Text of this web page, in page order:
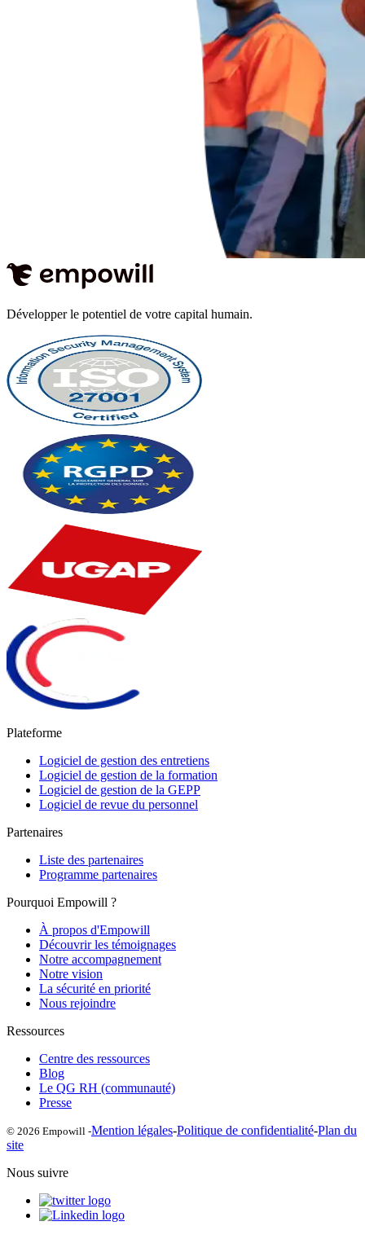
Développer le potentiel de votre capital humain.
Plateforme
Logiciel de gestion des entretiens
Logiciel de gestion de la formation
Logiciel de gestion de la GEPP
Logiciel de revue du personnel
Partenaires
Liste des partenaires
Programme partenaires
Pourquoi Empowill ?
À propos d'Empowill
Découvrir les témoignages
Notre accompagnement
Notre vision
La sécurité en priorité
Nous rejoindre
Ressources
Centre des ressources
Blog
Le QG RH (communauté)
Presse
© 2026 Empowill -Mention légales-Politique de confidentialité-Plan du
site
Nous suivre